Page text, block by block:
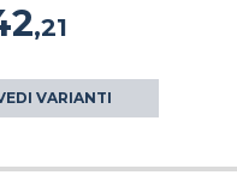
,21
VARIANTI